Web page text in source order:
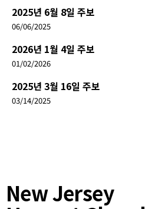
2025년 6월 8일 주보
06/06/2025
2026년 1월 4일 주보
01/02/2026
2025년 3월 16일 주보
03/14/2025
New Jersey